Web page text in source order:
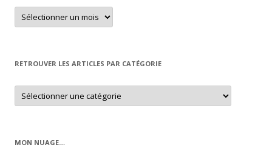
Retrouver
un
article
RETROUVER LES ARTICLES PAR CATÉGORIE
Retrouver
les
articles
MON NUAGE…